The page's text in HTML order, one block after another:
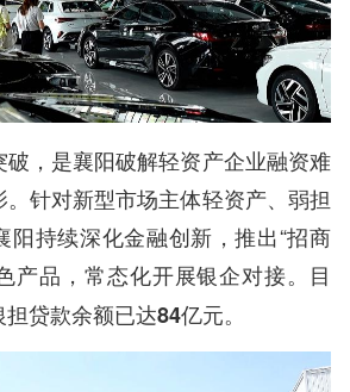
破，是襄阳破解轻资产企业融资难
针对新型市场主体轻资产、弱担
阳持续深化金融创新，推出“招商
产品，常态化开展银企对接。 目
贷款余额已达84亿元。